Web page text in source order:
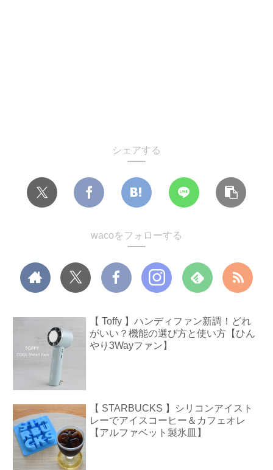
シェアする
wacoをフォローする
【 Toffy 】ハンディファン新調！どれ
がいい？機能の選び方と使い方【ひん
やり3Wayファン】
【 STARBUCKS 】シリコンアイスト
レーでアイスコーヒー＆カフェオレ
【アルファベット製氷皿】